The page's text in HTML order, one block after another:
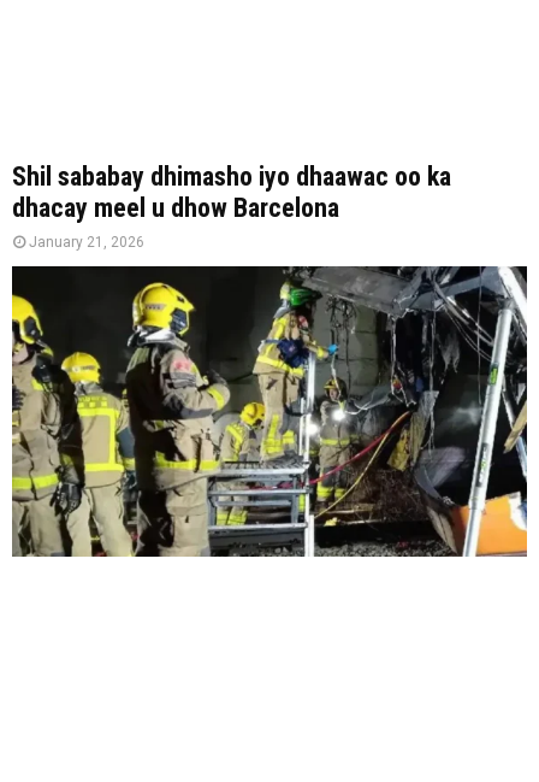
Shil sababay dhimasho iyo dhaawac oo ka
dhacay meel u dhow Barcelona
January 21, 2026